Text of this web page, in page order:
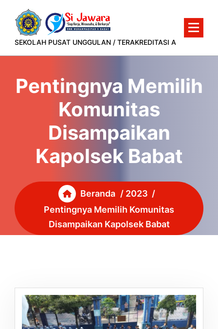
konten
SEKOLAH PUSAT UNGGULAN / TERAKREDITASI A
Pentingnya Memilih
Komunitas
Disampaikan
Kapolsek Babat
Beranda / 2023 /
Pentingnya Memilih Komunitas
Disampaikan Kapolsek Babat